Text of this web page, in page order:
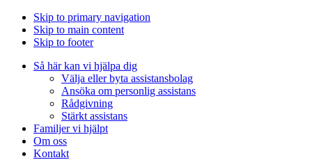
Skip to primary navigation
Skip to main content
Skip to footer
Så här kan vi hjälpa dig
Välja eller byta assistansbolag
Ansöka om personlig assistans
Rådgivning
Stärkt assistans
Familjer vi hjälpt
Om oss
Kontakt